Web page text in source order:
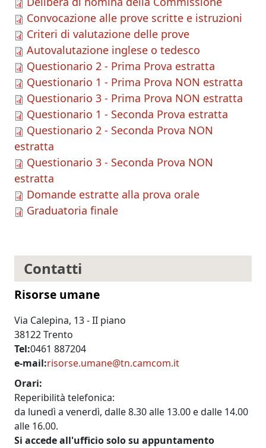
Convocazione alle prove scritte e istruzioni
Criteri di valutazione delle prove
Autovalutazione inglese o tedesco
Questionario 2 - Prima Prova estratta
Questionario 1 - Prima Prova NON estratta
Questionario 3 - Prima Prova NON estratta
Questionario 1 - Seconda Prova estratta
Questionario 2 - Seconda Prova NON
estratta
Questionario 3 - Seconda Prova NON
estratta
Domande estratte alla prova orale
Graduatoria finale
Contatti
Risorse umane
Via Calepina, 13 - II piano
38122 Trento
Tel 0461 887204
e-mail risorse.umane@tn.camcom.it
Orari
Reperibilità telefonica:
da lunedì a venerdì, dalle 8.30 alle 13.00 e dalle 14.00
alle 16.00.
Si accede all'ufficio solo su appuntamento